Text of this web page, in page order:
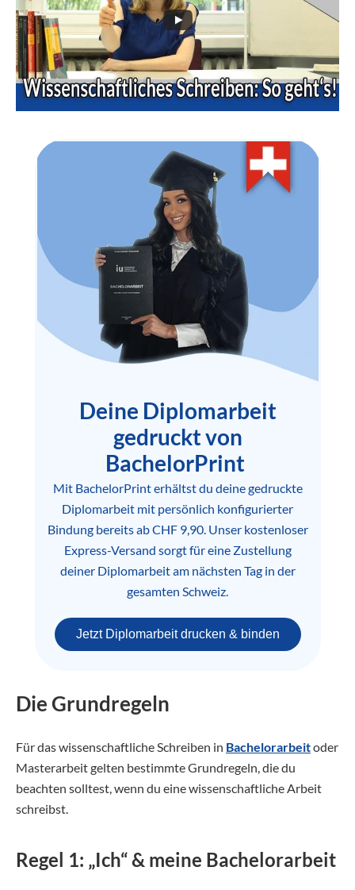
Deine Diplomarbeit
gedruckt von
BachelorPrint
Mit BachelorPrint erhältst du deine gedruckte
Diplomarbeit mit persönlich konfigurierter
Bindung bereits ab CHF 9,90. Unser kostenloser
Express-Versand sorgt für eine Zustellung
deiner Diplomarbeit am nächsten Tag in der
gesamten Schweiz.
Jetzt Diplomarbeit drucken & binden
Die Grundregeln
Für das wissenschaftliche Schreiben in Bachelorarbeitoder
Masterarbeit gelten bestimmte Grundregeln, die du
beachten solltest, wenn du eine wissenschaftliche Arbeit
schreibst.
Regel 1: „Ich“ & meine Bachelorarbeit